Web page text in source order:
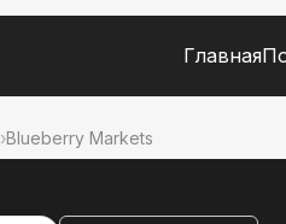
Главная
›Blueberry Markets